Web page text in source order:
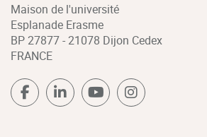
Maison de l'université
Esplanade Erasme
BP 27877 - 21078 Dijon Cedex
FRANCE